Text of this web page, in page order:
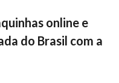
online e
do Brasil com a